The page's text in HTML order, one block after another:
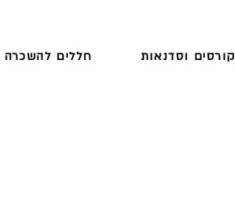
חללים להשכרה קורסים וסדנאות